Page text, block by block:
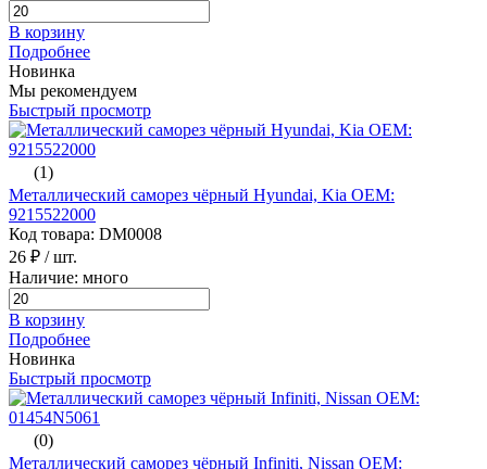
В корзину
Подробнее
Новинка
Мы рекомендуем
Быстрый просмотр
(1)
Металлический саморез чёрный Hyundai, Kia ОЕМ:
9215522000
Код товара: DM0008
26 ₽ / шт.
Наличие: много
В корзину
Подробнее
Новинка
Быстрый просмотр
(0)
Металлический саморез чёрный Infiniti, Nissan ОЕМ: